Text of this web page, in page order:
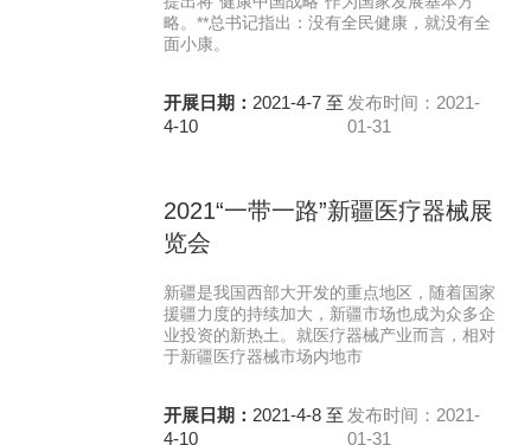
略。**总书记指出：没有全民健康，就没有全
面小康。
开展日期： 2021-4-7 至
4-10
发布时间：2021-
01-31
2021“一带一路”新疆医疗器械展
览会
新疆是我国西部大开发的重点地区，随着国家
援疆力度的持续加大，新疆市场也成为众多企
业投资的新热土。就医疗器械产业而言，相对
于新疆医疗器械市场内地市
开展日期： 2021-4-8 至
4-10
发布时间：2021-
01-31